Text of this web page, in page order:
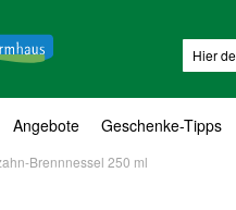
Angebote Geschenke-Tipps
Brennnessel 250 ml